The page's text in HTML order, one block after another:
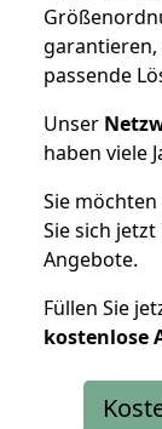
garantieren,
passende
Unser
haben viele
Sie möchten
Sie sich
Angebote.
Füllen Sie
kostenlose